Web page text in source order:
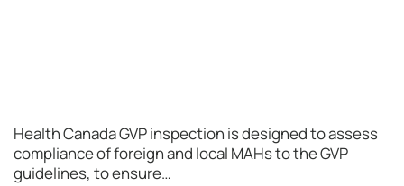
Health Canada GVP inspection is designed to assess
compliance of foreign and local MAHs to the GVP
guidelines, to ensure…